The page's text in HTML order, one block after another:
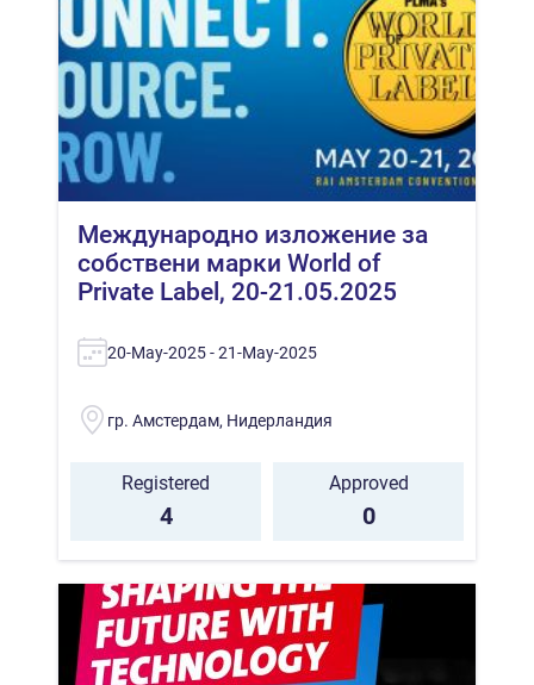
Международно изложение за
собствени марки World of
Private Label, 20-21.05.2025
20-May-2025 - 21-May-2025
гр. Амстердам, Нидерландия
Registered
4
Approved
0